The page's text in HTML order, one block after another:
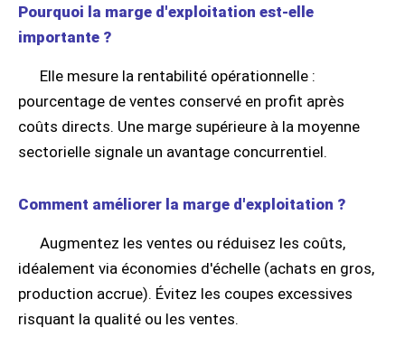
Pourquoi la marge d'exploitation est-elle
importante ?
Elle mesure la rentabilité opérationnelle :
pourcentage de ventes conservé en profit après
coûts directs. Une marge supérieure à la moyenne
sectorielle signale un avantage concurrentiel.
Comment améliorer la marge d'exploitation ?
Augmentez les ventes ou réduisez les coûts,
idéalement via économies d'échelle (achats en gros,
production accrue). Évitez les coupes excessives
risquant la qualité ou les ventes.